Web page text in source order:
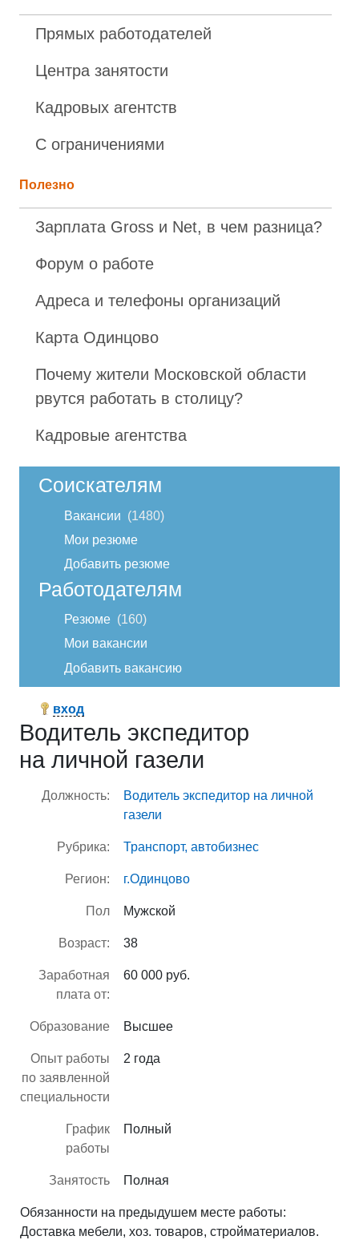
Прямых работодателей
Центра занятости
Кадровых агентств
С ограничениями
Полезно
Зарплата Gross и Net, в чем разница?
Форум о работе
Адреса и телефоны организаций
Карта Одинцово
Почему жители Московской области
рвутся работать в столицу?
Кадровые агентства
Соискателям
Вакансии
1480
Мои резюме
Добавить резюме
Работодателям
Резюме
160
Мои вакансии
Добавить вакансию
вход
Водитель экспедитор
на личной газели
Должность:
Водитель экспедитор на личной
газели
Рубрика: Транспорт, автобизнес
Регион: г.Одинцово
Пол Мужской
Возраст: 38
Заработная
плата от:
60 000 руб.
Образование Высшее
Опыт работы
по заявленной
специальности
2 года
График
работы
Полный
Занятость Полная
Обязанности на предыдушем месте работы:
Доставка мебели, хоз. товаров, стройматериалов.